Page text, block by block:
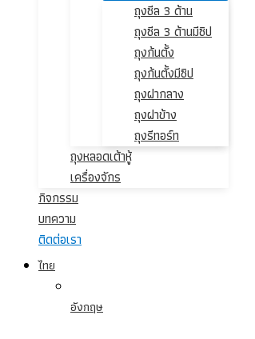
ถุงซีล 3 ด้าน
ถุงซีล 3 ด้านมีซิป
ถุงก้นตั้ง
ถุงก้นตั้งมีซิป
ถุงฝากลาง
ถุงฝาข้าง
ถุงรีทอร์ท
ถุงหลอดเต้าหู้
เครื่องจักร
กิจกรรม
บทความ
ติดต่อเรา
ไทย
อังกฤษ